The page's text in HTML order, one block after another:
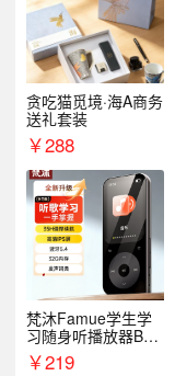
贪吃猫觅境·海A商务
送礼套装
￥288
梵沐Famue学生学
习随身听播放器BL1
5（64G）
￥219